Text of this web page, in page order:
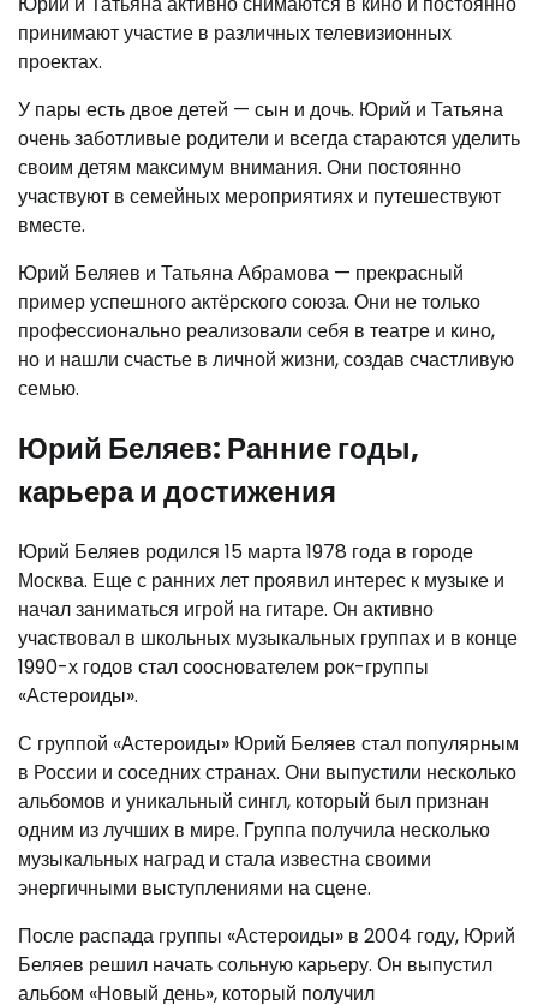
принимают участие в различных телевизионных
проектах.
У пары есть двое детей — сын и дочь. Юрий и Татьяна
очень заботливые родители и всегда стараются уделить
своим детям максимум внимания. Они постоянно
участвуют в семейных мероприятиях и путешествуют
вместе.
Юрий Беляев и Татьяна Абрамова — прекрасный
пример успешного актёрского союза. Они не только
профессионально реализовали себя в театре и кино,
но и нашли счастье в личной жизни, создав счастливую
семью.
Юрий Беляев: Ранние годы,
карьера и достижения
Юрий Беляев родился 15 марта 1978 года в городе
Москва. Еще с ранних лет проявил интерес к музыке и
начал заниматься игрой на гитаре. Он активно
участвовал в школьных музыкальных группах и в конце
1990-х годов стал сооснователем рок-группы
«Астероиды».
С группой «Астероиды» Юрий Беляев стал популярным
в России и соседних странах. Они выпустили несколько
альбомов и уникальный сингл, который был признан
одним из лучших в мире. Группа получила несколько
музыкальных наград и стала известна своими
энергичными выступлениями на сцене.
После распада группы «Астероиды» в 2004 году, Юрий
Беляев решил начать сольную карьеру. Он выпустил
альбом «Новый день», который получил